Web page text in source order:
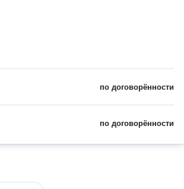
по договорённости
по договорённости